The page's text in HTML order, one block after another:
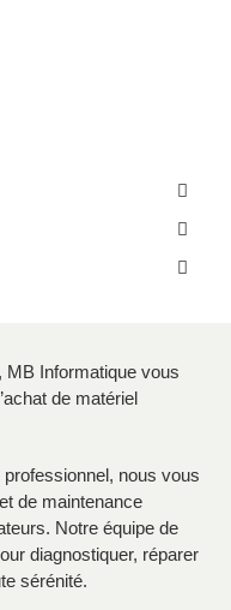
MB Informatique vous
de matériel
nous vous
de maintenance
Notre équipe de
diagnostiquer, réparer
sérénité.